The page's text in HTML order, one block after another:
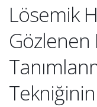
Lösemik
Tekniğinin